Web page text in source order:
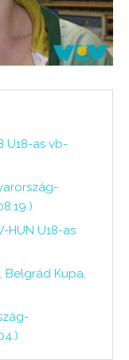
U18-as vb-
HUN U18-as
Belgrád Kupa,